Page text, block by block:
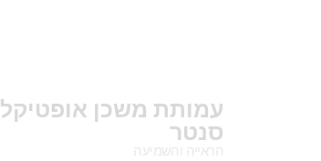
עמותת משכן אופטיקל
סנטר
הראייה והשמיעה